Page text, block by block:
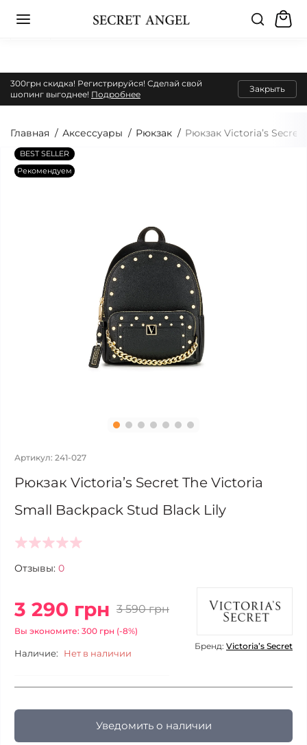
300грн скидка! Регистрируйся! Сделай свой
шопинг выгоднее! Подробнее
Закрыть
Главная Аксессуары Рюкзак Рюкзак Victoria’s
BEST SELLER
Рекомендуем
Артикул: 241-027
Рюкзак Victoria’s Secret The Victoria
Small Backpack Stud Black Lily
Отзывы: 0
3 290 грн 3 590 грн
Вы экономите: 300 грн (-8%)
Наличие: Нет в наличии
Бренд: Victoria’s Secret
Уведомить о наличии